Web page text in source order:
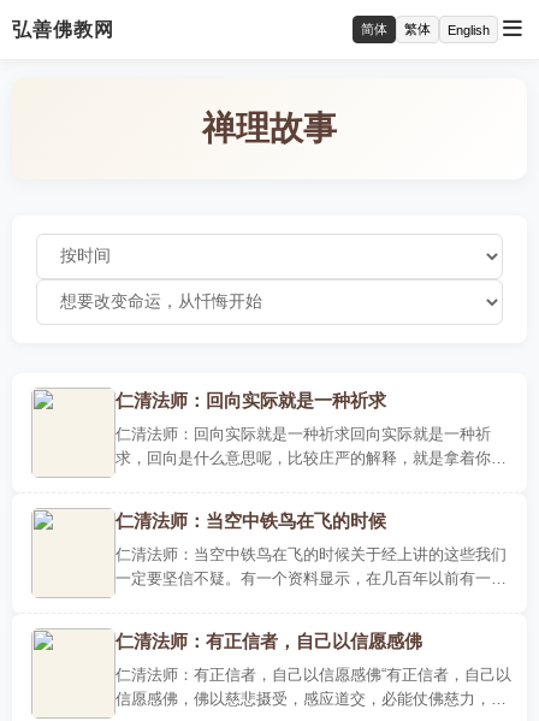
弘善佛教网 简体 繁体 English
禅理故事
仁清法师：回向实际就是一种祈求
仁清法师：回向实际就是一种祈求回向实际就是一种祈
求，回向是什么意思呢，比较庄严的解释，就是拿着你做
仁清法师：当空中铁鸟在飞的时候
仁清法师：当空中铁鸟在飞的时候关于经上讲的这些我们
一定要坚信不疑。有一个资料显示，在几百年以前有一个
仁清法师：有正信者，自己以信愿感佛
仁清法师：有正信者，自己以信愿感佛“有正信者，自己以
信愿感佛，佛以慈悲摄受，感应道交，必能仗佛慈力，带